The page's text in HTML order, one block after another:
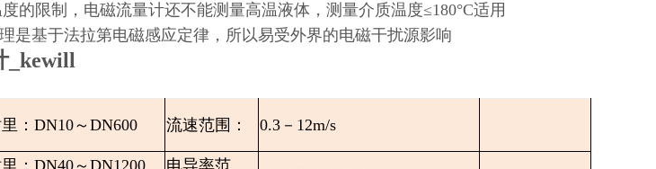
限制，电磁流量计还不能测量高温液体，测量介质温度≤180°C适用
是基于法拉第电磁感应定律，所以易受外界的电磁干扰源影响
_kewill
：DN10～DN600 流速范围： 0.3－12m/s
：DN40～DN1200
电导率范